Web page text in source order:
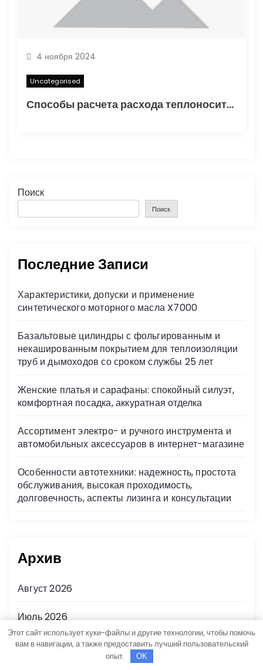
4 ноября 2024
Uncategorised
Способы расчета расхода теплоносителя для системы отопления
Поиск
Поиск
Последние Записи
Характеристики, допуски и применение
синтетического моторного масла X7000
Базальтовые цилиндры с фольгированным и
некашированным покрытием для теплоизоляции
труб и дымоходов со сроком службы 25 лет
Женские платья и сарафаны: спокойный силуэт,
комфортная посадка, аккуратная отделка
Ассортимент электро- и ручного инструмента и
автомобильных аксессуаров в интернет-магазине
Особенности автотехники: надежность, простота
обслуживания, высокая проходимость,
долговечность, аспекты лизинга и консультации
Архив
Август 2026
Июль 2026
Июнь 2026
Этот сайт использует куки-файлы и другие технологии, чтобы помочь
вам в навигации, а также предоставить лучший пользовательский
опыт.
OK